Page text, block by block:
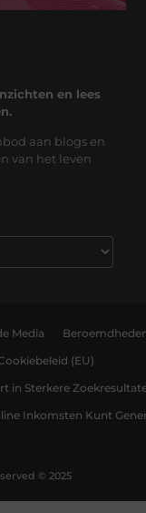
en lees
aan blogs en
van het leven
Media
(EU)
in Sterkere
Inkomsten Kunt
© 2025